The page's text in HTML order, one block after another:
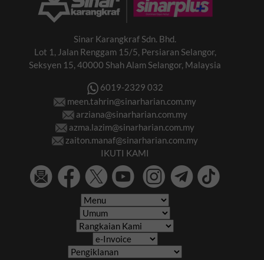
Sinar Karangkraf Sdn. Bhd.
Lot 1, Jalan Renggam 15/5, Persiaran Selangor,
Seksyen 15, 40000 Shah Alam Selangor, Malaysia
6019-2329 032
meen.tahrin@sinarharian.com.my
arziana@sinarharian.com.my
azma.lazim@sinarharian.com.my
zaiton.manaf@sinarharian.com.my
IKUTI KAMI